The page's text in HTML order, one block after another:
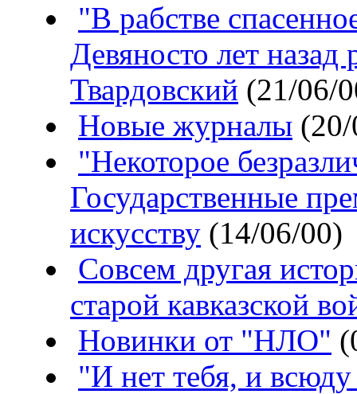
"В рабстве
Девяносто лет назад
Твардовский (21/06/
Новые журналы
"Некоторое
Государственные
искусству (14/06/00)
Совсем другая
старой кавказской
Новинки от "НЛО"
"И нет тебя, и